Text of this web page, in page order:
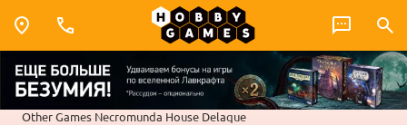
Other Games Necromunda House Delaque